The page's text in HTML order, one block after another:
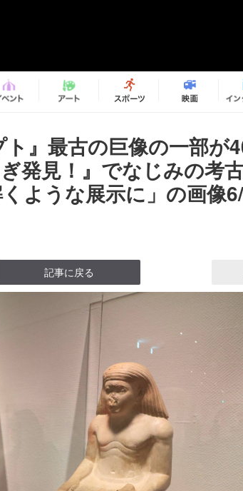
ト』最古の巨像の一部が
発見！』でなじみの考
ような展示に」の画像
記事に戻る